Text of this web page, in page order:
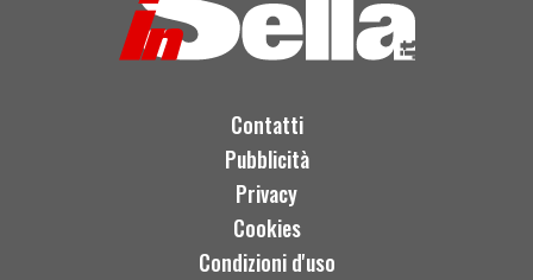
Contatti
Pubblicità
Privacy
Cookies
Condizioni d'uso